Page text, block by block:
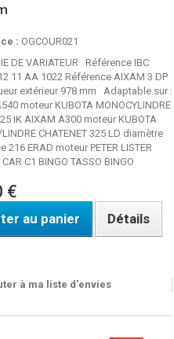
: OGCOUR021
DE VARIATEUR Référence IBC
11 AA 1022 Référence AIXAM 3 DP
extérieur 978 mm Adaptable sur :
moteur KUBOTA MONOCYLINDRE
IK AIXAM A300 moteur KUBOTA
CHATENET 325 LD diamètre
216 ERAD moteur PETER LISTER
C1 BINGO TASSO BINGO
€
au panier Détails
à ma liste d'envies